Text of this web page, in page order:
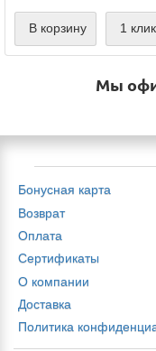
В корзину 1 клик
Мы
Бонусная карта
Возврат
Оплата
Сертификаты
О компании
Доставка
Политика